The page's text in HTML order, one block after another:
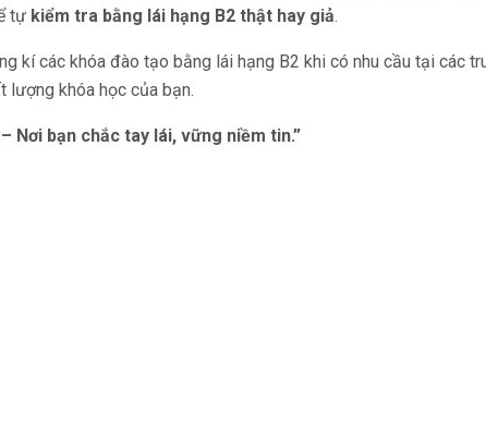
tự kiểm tra bằng lái hạng B2 thật hay giả.
kí các khóa đào tạo bằng lái hạng B2 khi có nhu cầu tại các
lượng khóa học của bạn.
– Nơi bạn chắc tay lái, vững niềm tin.”